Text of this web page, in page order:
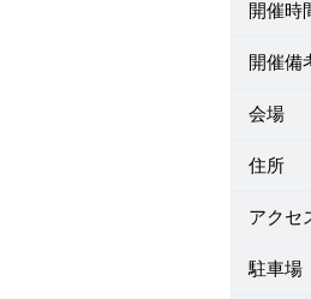
開催時
開催備
会場
住所
アクセ
駐車場